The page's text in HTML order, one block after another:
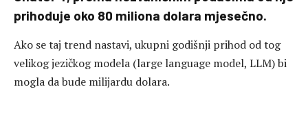
prihoduje oko 80 miliona dolara mjesečno.
Ako se taj trend nastavi, ukupni godišnji prihod od tog
velikog jezičkog modela (large language model, LLM) bi
mogla da bude milijardu dolara.